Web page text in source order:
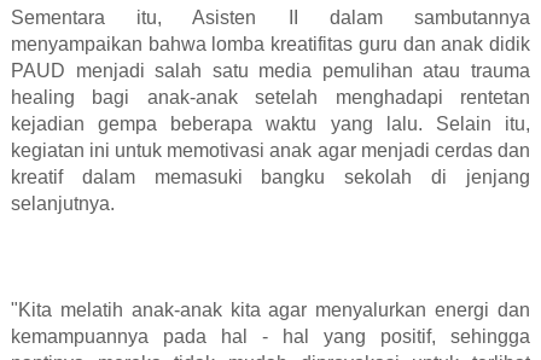
Sementara itu, Asisten II dalam sambutannya
menyampaikan bahwa lomba kreatifitas guru dan anak didik
PAUD menjadi salah satu media pemulihan atau trauma
healing bagi anak-anak setelah menghadapi rentetan
kejadian gempa beberapa waktu yang lalu. Selain itu,
kegiatan ini untuk memotivasi anak agar menjadi cerdas dan
kreatif dalam memasuki bangku sekolah di jenjang
selanjutnya.
"Kita melatih anak-anak kita agar menyalurkan energi dan
kemampuannya pada hal - hal yang positif, sehingga